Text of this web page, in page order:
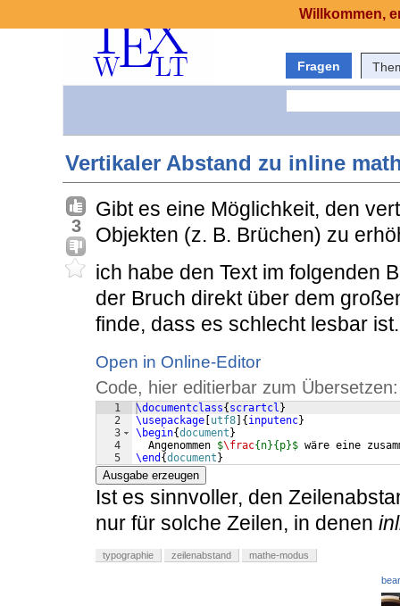
Fragen
Vertikaler Abstand zu inline
3
Gibt es eine Möglichkeit, den
Objekten (z. B. Brüchen) zu
ich habe den Text im folgenden
der Bruch direkt über dem
finde, dass es schlecht lesbar ist.
Open in Online-Editor
Code, hier editierbar zum Übersetzen:
1
2
3
4
5
\documentclass{ scrartcl }
\usepackage utf8 { inputenc}
\begin{document }
  Angenommen
$\frac{n}{p}$ wäre eine
\end {document }
Ausgabe erzeugen
Ist es sinnvoller, den
nur für solche Zeilen, in denen
typographie zeilenabstand mathe-modus
Willkommen,